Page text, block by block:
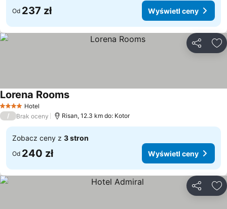
Od 237 zł Wyświetl ceny
4 KategoriaHotel
Lorena Rooms
/ Brak oceny Risan, 12.3 km do: Kotor
Zobacz ceny z 3 stron
Od 240 zł Wyświetl ceny